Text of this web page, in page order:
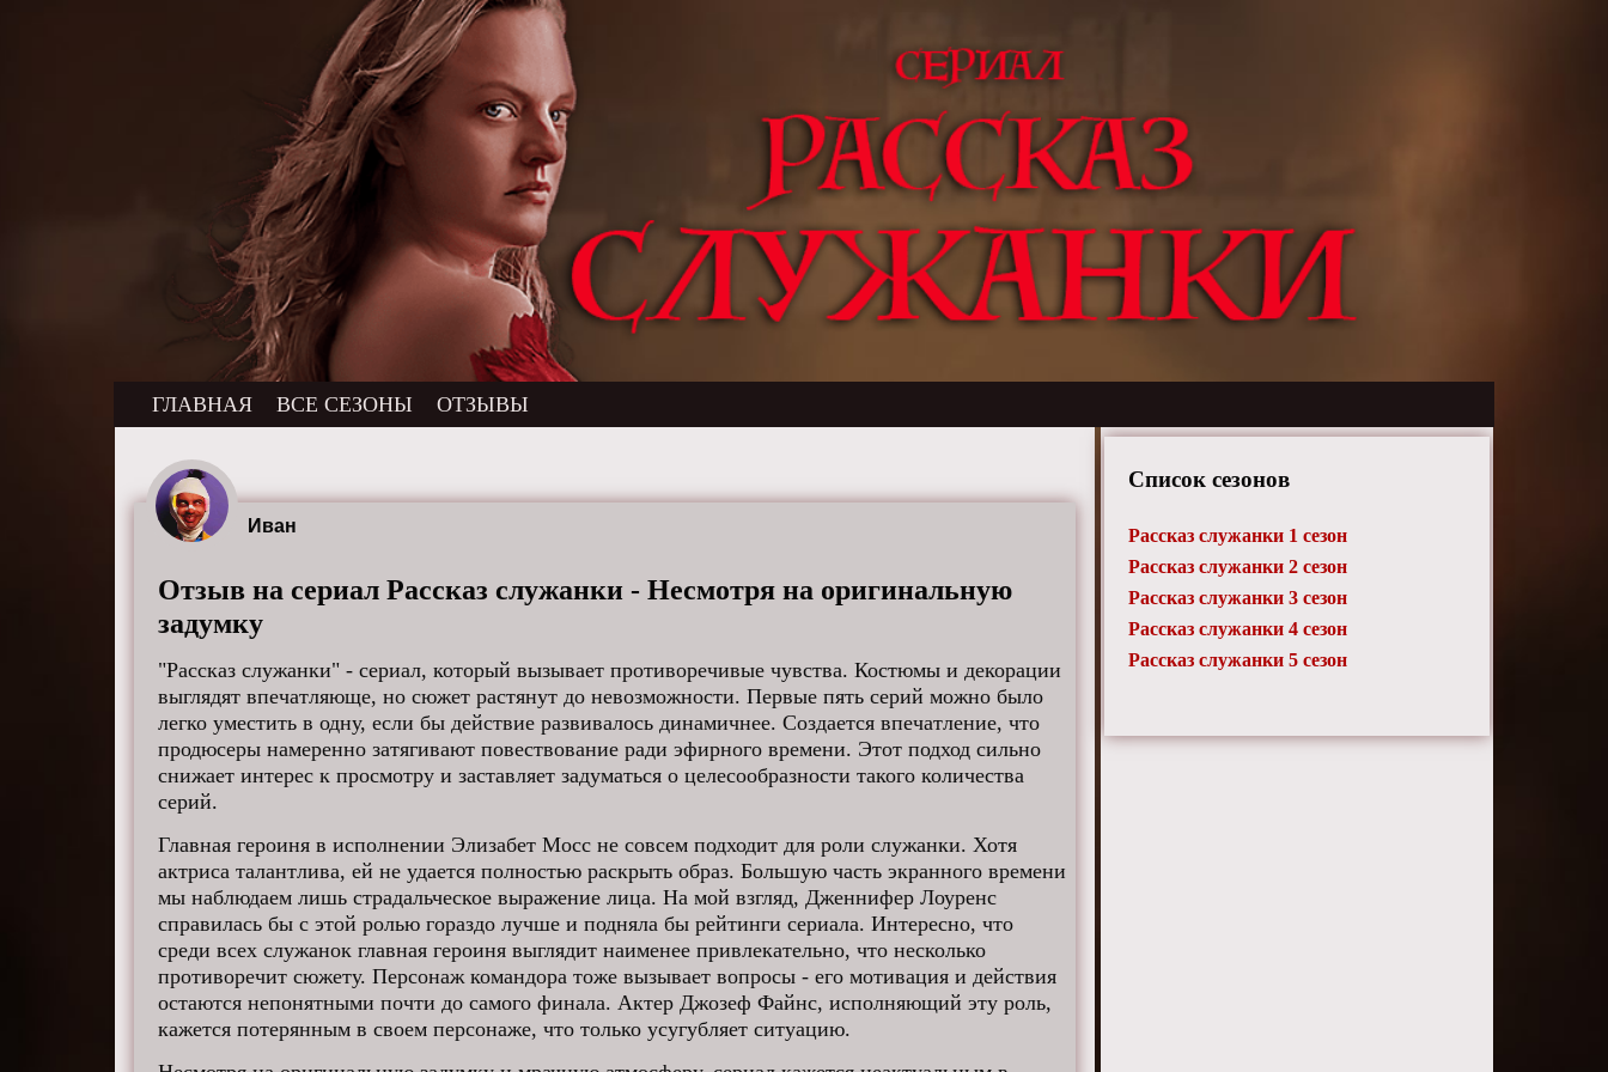
ГЛАВНАЯ ВСЕ СЕЗОНЫ ОТЗЫВЫ
Иван
Отзыв на сериал Рассказ служанки - Несмотря на оригинальную
задумку
"Рассказ служанки" - сериал, который вызывает противоречивые чувства. Костюмы и декорации
выглядят впечатляюще, но сюжет растянут до невозможности. Первые пять серий можно было
легко уместить в одну, если бы действие развивалось динамичнее. Создается впечатление, что
продюсеры намеренно затягивают повествование ради эфирного времени. Этот подход сильно
снижает интерес к просмотру и заставляет задуматься о целесообразности такого количества
серий.
Главная героиня в исполнении Элизабет Мосс не совсем подходит для роли служанки. Хотя
актриса талантлива, ей не удается полностью раскрыть образ. Большую часть экранного времени
мы наблюдаем лишь страдальческое выражение лица. На мой взгляд, Дженнифер Лоуренс
справилась бы с этой ролью гораздо лучше и подняла бы рейтинги сериала. Интересно, что
среди всех служанок главная героиня выглядит наименее привлекательно, что несколько
противоречит сюжету. Персонаж командора тоже вызывает вопросы - его мотивация и действия
остаются непонятными почти до самого финала. Актер Джозеф Файнс, исполняющий эту роль,
кажется потерянным в своем персонаже, что только усугубляет ситуацию.
Список сезонов
Рассказ служанки 1 сезон
Рассказ служанки 2 сезон
Рассказ служанки 3 сезон
Рассказ служанки 4 сезон
Рассказ служанки 5 сезон